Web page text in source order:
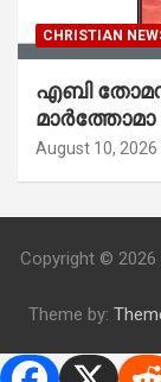
CHRISTIAN
എബി
മാർത്തോമാ
ഇന്ത്യ
August 10, 2026
Copyright © 2026
Theme by: